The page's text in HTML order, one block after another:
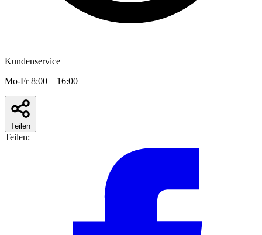
Kundenservice
Mo-Fr 8:00 – 16:00
Teilen
Teilen: